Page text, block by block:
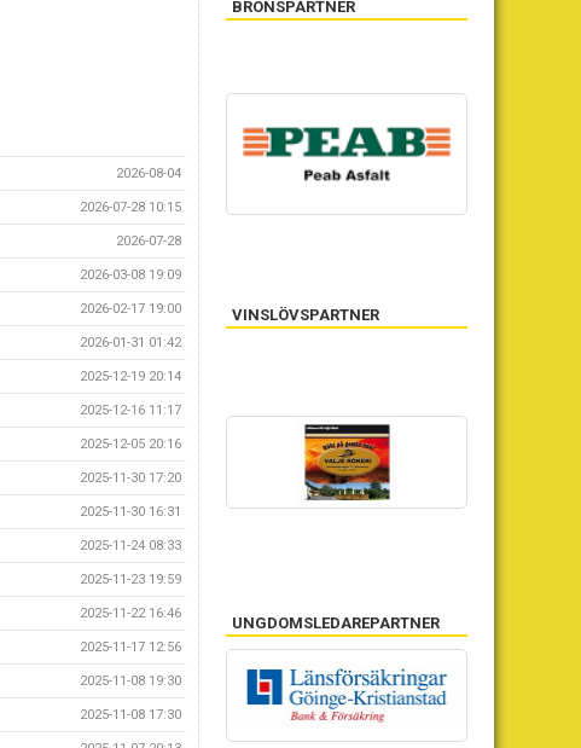
2026-08-04
2026-07-28 10:15
2026-07-28
2026-03-08 19:09
2026-02-17 19:00
2026-01-31 01:42
2025-12-19 20:14
2025-12-16 11:17
2025-12-05 20:16
2025-11-30 17:20
2025-11-30 16:31
2025-11-24 08:33
2025-11-23 19:59
2025-11-22 16:46
2025-11-17 12:56
2025-11-08 19:30
2025-11-08 17:30
BRONSPARTNER
VINSLÖVSPARTNER
UNGDOMSLEDAREPARTNER
NÄTVERKSPARTNER